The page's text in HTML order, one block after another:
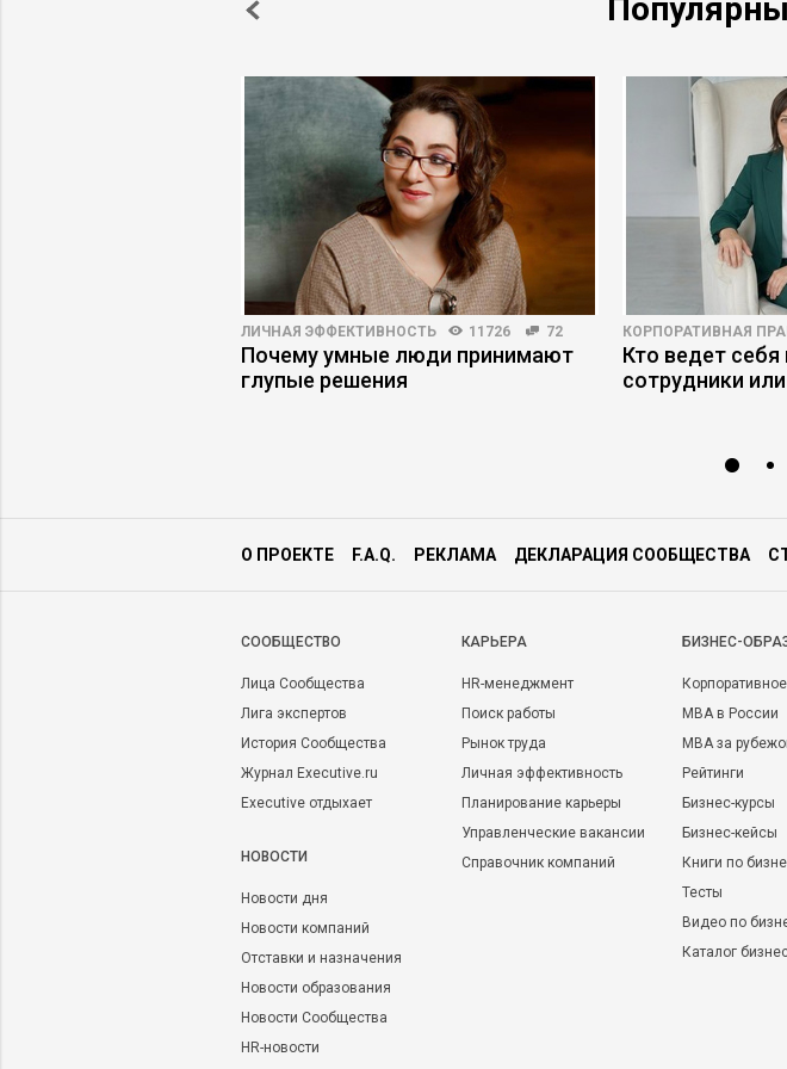
корпоративного аудита
Описание деятельности компании:
Добыча, переработка и сбыт нефти и
нефтепродуктов
ЛИЧНАЯ ЭФФЕКТИВНОСТЬ 11726 72
Почему умные люди принимают
глупые решения
КОРПОРАТИВНАЯ
Кто ведет себя
сотрудники
О ПРОЕКТЕ F.A.Q. РЕКЛАМА ДЕКЛАРАЦИЯ СООБЩЕСТВА
CООБЩЕСТВО
Лица Сообщества
Лига экспертов
История Сообщества
Журнал Executive.ru
Executive отдыхает
НОВОСТИ
Новости дня
Новости компаний
Отставки и назначения
Новости образования
Новости Сообщества
HR-новости
КАРЬЕРА
HR-менеджмент
Поиск работы
Рынок труда
Личная эффективность
Планирование карьеры
Управленческие вакансии
Справочник компаний
БИЗНЕС-
MBA в России
MBA за
Рейтинги
Бизнес-курсы
Бизнес-кейсы
Книги по
Тесты
Видео по
Каталог